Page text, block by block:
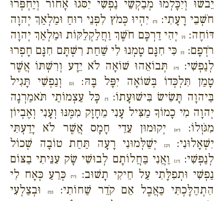
יֵבֹשׁוּ וְיִכָּלְמוּ מְבַקְשֵׁי נַפְשִׁי יִסֹּגוּ אָחוֹר וְיַחְפְּרוּ
חֹשְׁבֵי רָעָתִי:{ה}
יִהְיוּ כְּמֹץ לִפְנֵי רוּחַ וּמַלְאַךְ יְהוָה
דּוֹחֶה:{ו}
יְהִי דַרְכָּם חֹשֶׁךְ וַחֲלַקְלַקּוֹת וּמַלְאַךְ יְהוָה
רֹדְפָם:{ז}
כִּי חִנָּם טָמְנוּ לִי שַׁחַת רִשְׁתָּם חִנָּם חָפְרוּ
לְנַפְשִׁי:{ח}
תְּבוֹאֵהוּ שׁוֹאָה לֹא יֵדָע וְרִשְׁתּוֹ אֲשֶׁר
טָמַן תִּלְכְּדוֹ בְּשׁוֹאָה יִפָּל בָּהּ:
{ט}
וְנַפְשִׁי תָּגִיל
בַּיהוָה תָּשִׂישׂ בִּישׁוּעָתוֹ:{י}
כָּל עַצְמוֹתַי תֹּאמַרְנָה
יְהוָה מִי כָמוֹךָ מַצִּיל עָנִי מֵחָזָק מִמֶּנּוּ וְעָנִי וְאֶבְיוֹן
מִגֹּזְלוֹ:{יא}
יְקוּמוּן עֵדֵי חָמָס אֲשֶׁר לֹא יָדַעְתִּי
יִשְׁאָלוּנִי:{יב}
יְשַׁלְּמוּנִי רָעָה תַּחַת טוֹבָה שְׁכוֹל
לְנַפְשִׁי:{יג}
וַאֲנִי בַּחֲלוֹתָם לְבוּשִׁי שָׂק עִנֵּיתִי בַצּוֹם
נַפְשִׁי וּתְפִלָּתִי עַל חֵיקִי תָשׁוּב:
{יד}כְּרֵעַ כְּאָח לִי
הִתְהַלָּכְתִּי כַּאֲבֶל אֵם קֹדֵר שַׁחוֹתִי:{טו}
וּבְצַלְעִי